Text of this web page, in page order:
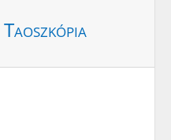
Taoszkópia